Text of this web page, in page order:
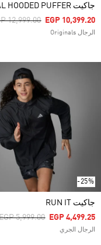
جاكيت TONAL HOODED PUFFER
Reduced From
12,999.00ToEGP 10,399.20
الرجال Originals
-25%
جاكيت RUN IT
Reduced From
5,999.00ToEGP 4,499.25
الرجال الجري